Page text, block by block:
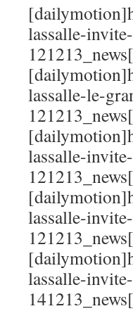
lassalle-
lassalle-le-
lassalle-
lassalle-
lassalle-